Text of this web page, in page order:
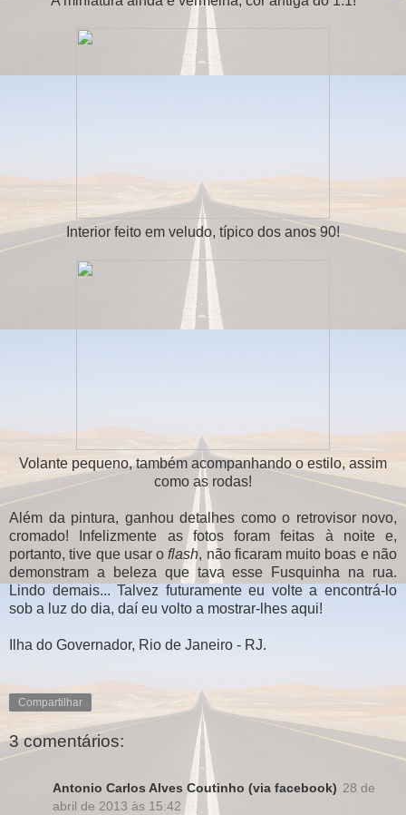
Interior feito em veludo, típico dos anos 90!
Volante pequeno, também acompanhando o estilo, assim
como as rodas!
Além da pintura, ganhou detalhes como o retrovisor novo,
cromado! Infelizmente as fotos foram feitas à noite e,
portanto, tive que usar oflash, não ficaram muito boas e não
demonstram a beleza que tava esse Fusquinha na rua.
Lindo demais... Talvez futuramente eu volte a encontrá-lo
sob a luz do dia, daí eu volto a mostrar-lhes aqui!
Ilha do Governador, Rio de Janeiro - RJ.
Compartilhar
3 comentários:
Antonio Carlos Alves Coutinho (via facebook) 28 de
abril de 2013 às 15:42